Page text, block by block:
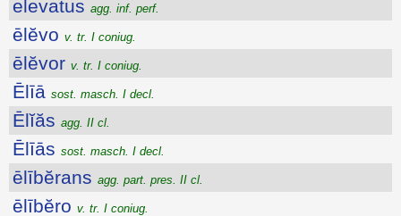
elevatus agg. inf. perf.
ēlĕvo v. tr. I coniug.
ēlĕvor v. tr. I coniug.
Ēlīā sost. masch. I decl.
Ēlĭăs agg. II cl.
Ēlīās sost. masch. I decl.
ēlībĕrans agg. part. pres. II cl.
ēlībĕro v. tr. I coniug.